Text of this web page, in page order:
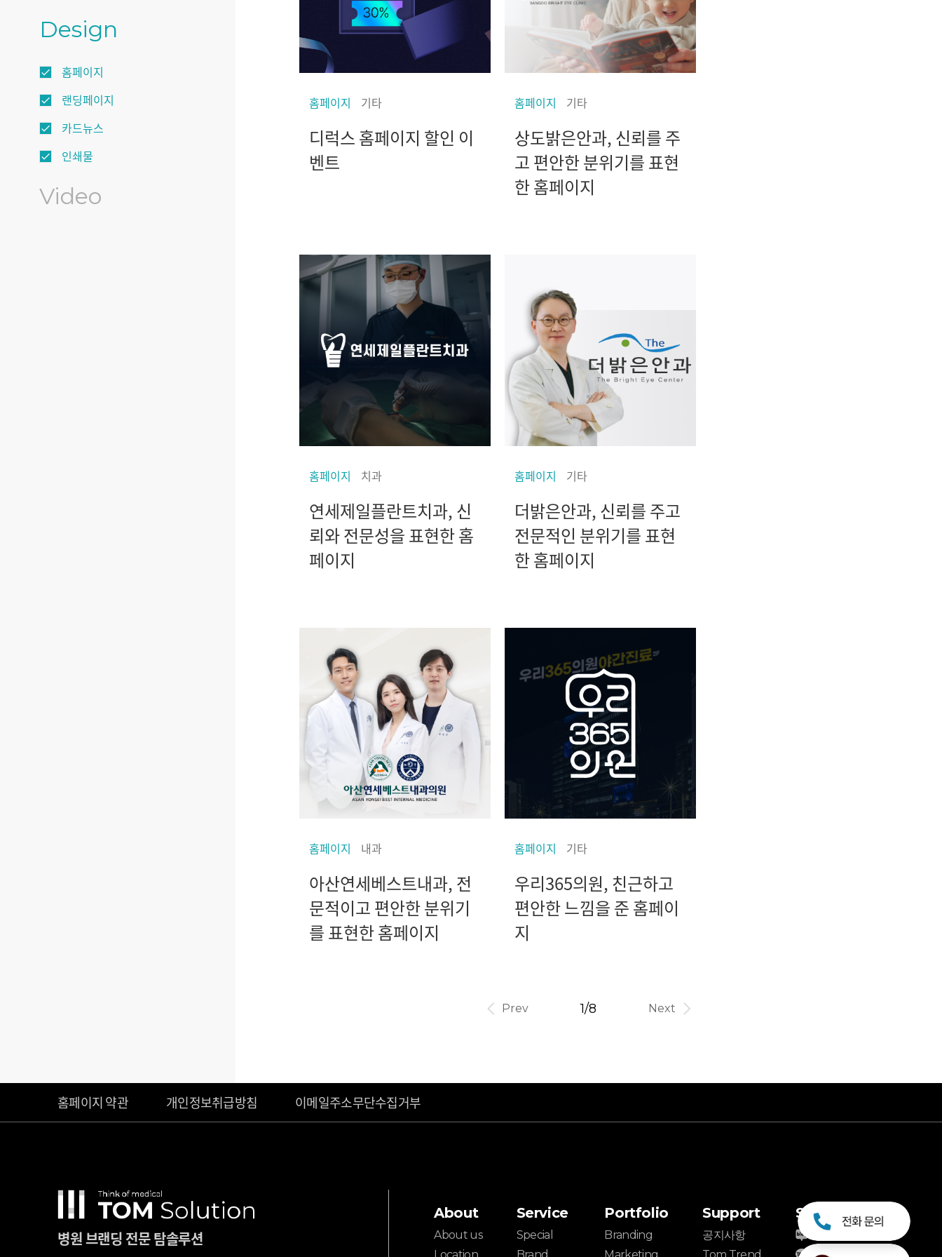
Design
check 홈페이지
check 랜딩페이지
check 카드뉴스
check 인쇄물
Video
홈페이지 기타
디럭스 홈페이지 할인 이
벤트
홈페이지 기타
상도밝은안과, 신뢰를 주
고 편안한 분위기를 표현
한 홈페이지
홈페이지 치과
연세제일플란트치과, 신
뢰와 전문성을 표현한 홈
페이지
홈페이지 기타
더밝은안과, 신뢰를 주고
전문적인 분위기를 표현
한 홈페이지
홈페이지 내과
아산연세베스트내과, 전
문적이고 편안한 분위기
를 표현한 홈페이지
홈페이지 기타
우리365의원, 친근하고
편안한 느낌을 준 홈페이
지
Prev 1/8 Next
홈페이지 약관 개인정보취급방침 이메일주소무단수집거부
병원 브랜딩 전문 탐솔루션
About
About us
Service
Special
Portfolio
Branding
Support
공지사항
SNS